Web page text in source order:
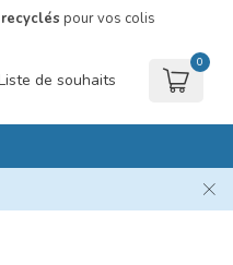
pour vos colis
de souhaits
0